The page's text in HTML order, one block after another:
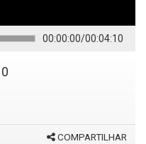
00:00:00/00:04:10
COMPARTILHAR